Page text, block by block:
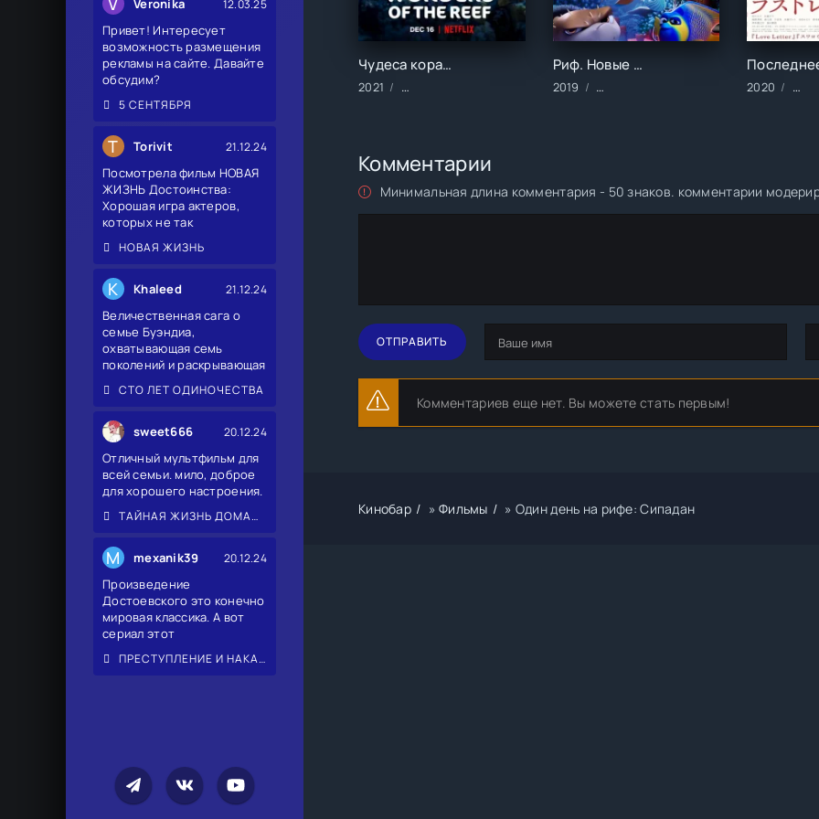
Veronika 12.03.25
Привет! Интересует
возможность размещения
рекламы на сайте. Давайте
обсудим?
5 СЕНТЯБРЯ
T Torivit 21.12.24
Посмотрела фильм НОВАЯ
ЖИЗНЬ Достоинства:
Хорошая игра актеров,
которых не так
НОВАЯ ЖИЗНЬ
K Khaleed 21.12.24
Величественная сага о
семье Буэндиа,
охватывающая семь
поколений и раскрывающая
СТО ЛЕТ ОДИНОЧЕСТВА
sweet666 20.12.24
Отличный мультфильм для
всей семьи. мило, доброе
для хорошего настроения.
ТАЙНАЯ ЖИЗНЬ ДОМАШНИХ ЖИВОТНЫХ 2
M mexanik39 20.12.24
Произведение
Достоевского это конечно
мировая классика. А вот
сериал этот
ПРЕСТУПЛЕНИЕ И НАКАЗАНИЕ
Чудеса кораллового рифа (2021)
2021 Фильмы/2021 год/Зарубежные/Документальные/Семейные
Риф. Новые приключения (2019)
2019 Мультфильмы/Зарубежные/2019 год
2020
Комментарии
Минимальная длина комментария - 50 знаков. комментарии
ОТПРАВИТЬ
Комментариев еще нет. Вы можете стать первым!
Кинобар »Фильмы » Один день на рифе: Сипадан